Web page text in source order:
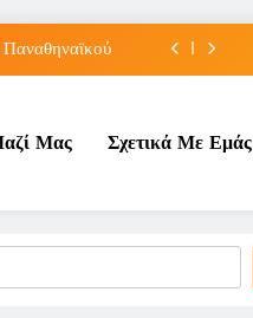
Παναθηναϊκού
συμβόλαιο
Παναθηναϊκού
Κλαρκ
Μας Σχετικά Με Εμάς